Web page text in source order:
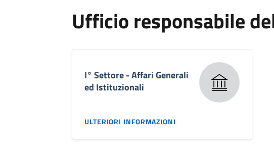
Ufficio responsabile
I° Settore - Affari Generali
ed Istituzionali
ULTERIORI INFORMAZIONI